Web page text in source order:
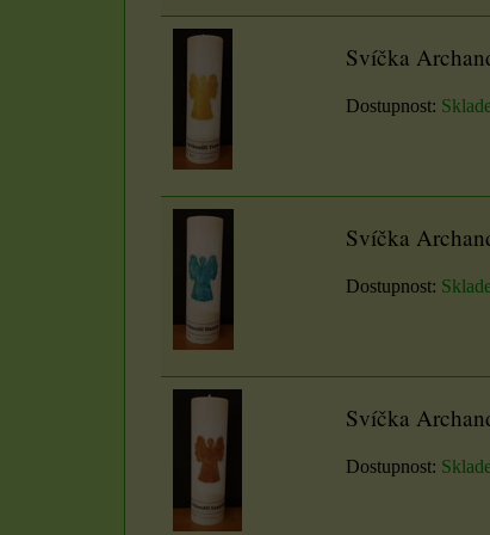
Svíčka
Dostupnost:
Svíčka
Dostupnost:
Svíčka
Dostupnost: